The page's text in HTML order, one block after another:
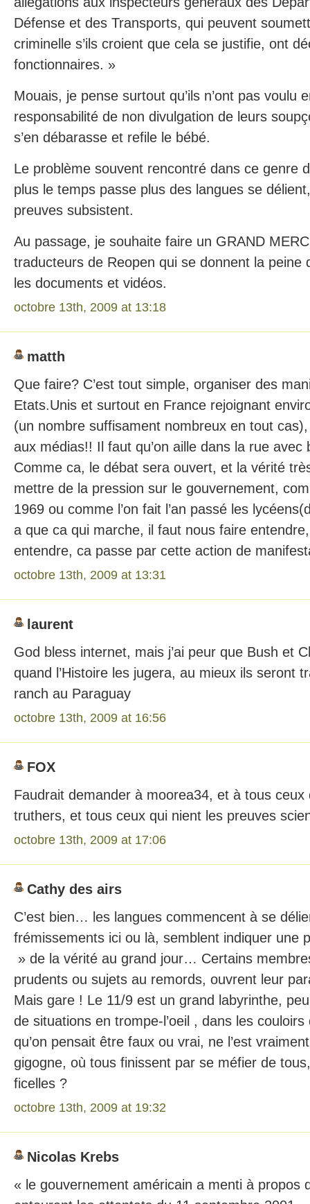
Défense et des Transports, qui peuvent
criminelle s’ils croient que cela se justifie, ont
fonctionnaires. »
Mouais, je pense surtout qu’ils n’ont pas voulu
responsabilité de non divulgation de leurs
s’en débarasse et refile le bébé.
Le problème souvent rencontré dans ce genre
plus le temps passe plus des langues se
preuves subsistent.
Au passage, je souhaite faire un GRAND
traducteurs de Reopen qui se donnent la peine
les documents et vidéos.
octobre 13th, 2009 at 13:18
matth
Que faire? C’est tout simple, organiser des
Etats.Unis et surtout en France rejoignant
(un nombre suffisament nombreux en tout cas),
aux médias!! Il faut qu’on aille dans la rue
Comme ca, le débat sera ouvert, et la vérité
mettre de la pression sur le gouvernement,
1969 ou comme l’on fait l’an passé les
a que ca qui marche, il faut nous faire
entendre, ca passe par cette action de
octobre 13th, 2009 at 13:31
laurent
God bless internet, mais j’ai peur que Bush et
quand l’Histoire les jugera, au mieux ils seront
ranch au Paraguay
octobre 13th, 2009 at 16:56
FOX
Faudrait demander à moorea34, et à tous ceux
truthers, et tous ceux qui nient les preuves
octobre 13th, 2009 at 17:06
Cathy des airs
C’est bien… les langues commencent à se
frémissements ici ou là, semblent indiquer une
» de la vérité au grand jour… Certains
prudents ou sujets au remords, ouvrent leur
Mais gare ! Le 11/9 est un grand labyrinthe,
de situations en trompe-l’oeil , dans les
qu’on pensait être faux ou vrai, ne l’est
gigogne, où tous finissent par se méfier de
ficelles ?
octobre 13th, 2009 at 19:32
Nicolas Krebs
« le gouvernement américain a menti à propos